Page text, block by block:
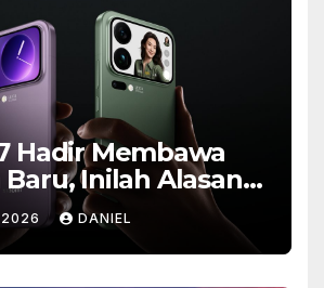
Hadir Membawa
Baru, Inilah Alasan
Menantikan
Ini
DANIEL